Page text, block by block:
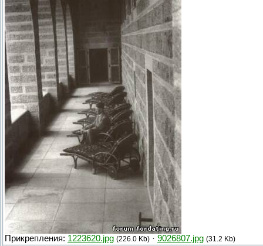
Прикрепления: 1223620.jpg (226.0 Kb) · 9026807.jpg (31.2 Kb)